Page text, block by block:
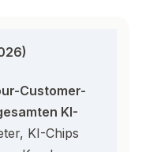
Customer-
KI-
KI-Chips